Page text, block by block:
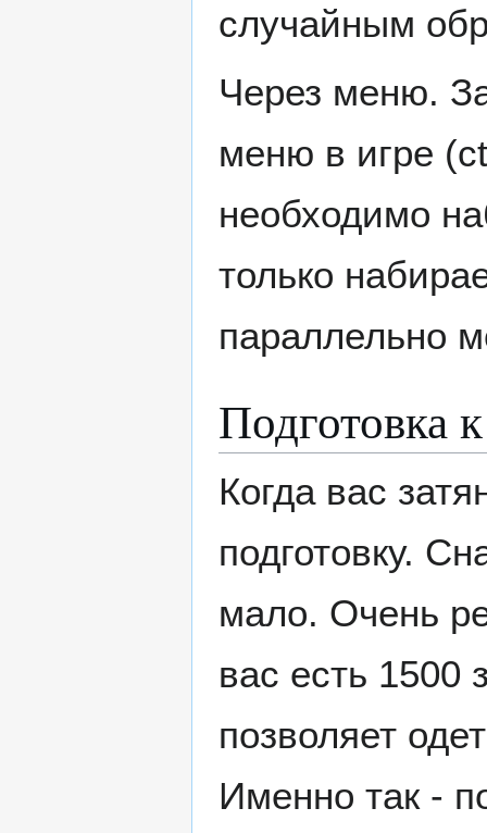
случайным
Через меню.
меню в игре
необходимо
только
параллельно
Подготовка
Когда вас
подготовку.
мало. Очень
вас есть 1500
позволяет
Именно так -